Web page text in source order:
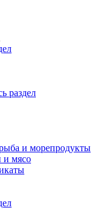
раздел
и морепродукты
и мясо